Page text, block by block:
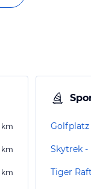
km
km
km
Skytrek -
Tiger